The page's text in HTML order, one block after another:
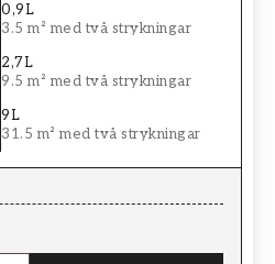
0,9L
3.5 m² med två strykningar
2,7L
9.5 m² med två strykningar
9L
31.5 m² med två strykningar